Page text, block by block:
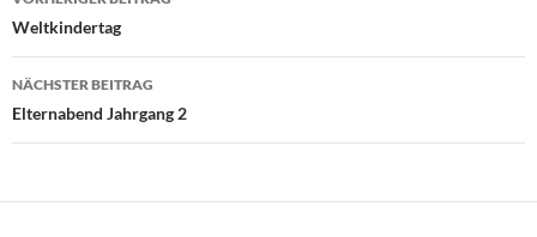
Weltkindertag
NÄCHSTER BEITRAG
Elternabend Jahrgang 2